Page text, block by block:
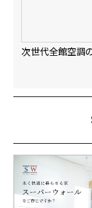
次世代全館空調